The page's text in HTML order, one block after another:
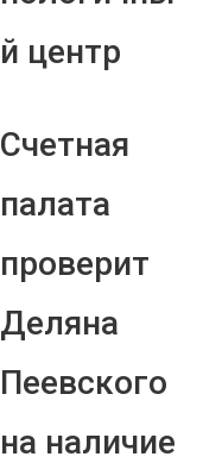
й центр
Счетная
палата
проверит
Деляна
Пеевского
на наличие